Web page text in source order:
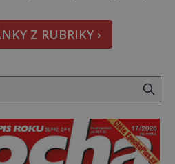
Až jednou se na letišti
[…]Z RUBRIKY ›